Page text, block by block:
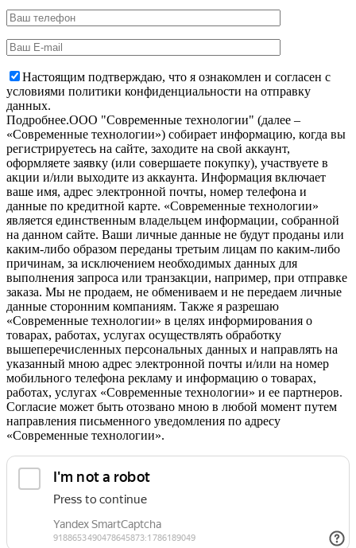
Настоящим подтверждаю, что я ознакомлен и согласен с
условиями политики конфиденциальности на отправку
данных.
Подробнее.OOO "Современные технологии" (далее –
«Современные технологии») собирает информацию, когда вы
регистрируетесь на сайте, заходите на свой аккаунт,
оформляете заявку (или совершаете покупку), участвуете в
акции и/или выходите из аккаунта. Информация включает
ваше имя, адрес электронной почты, номер телефона и
данные по кредитной карте. «Современные технологии»
является единственным владельцем информации, собранной
на данном сайте. Ваши личные данные не будут проданы или
каким-либо образом переданы третьим лицам по каким-либо
причинам, за исключением необходимых данных для
выполнения запроса или транзакции, например, при отправке
заказа. Мы не продаем, не обмениваем и не передаем личные
данные сторонним компаниям. Также я разрешаю
«Современные технологии» в целях информирования о
товарах, работах, услугах осуществлять обработку
вышеперечисленных персональных данных и направлять на
указанный мною адрес электронной почты и/или на номер
мобильного телефона рекламу и информацию о товарах,
работах, услугах «Современные технологии» и ее партнеров.
Согласие может быть отозвано мною в любой момент путем
направления письменного уведомления по адресу
«Современные технологии».